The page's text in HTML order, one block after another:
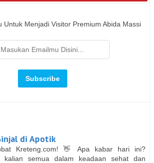
Untuk Menjadi Visitor Premium Abida Massi
di Apotik
Kreteng.com! 👋 Apa kabar hari ini?
kalian semua dalam keadaan sehat dan